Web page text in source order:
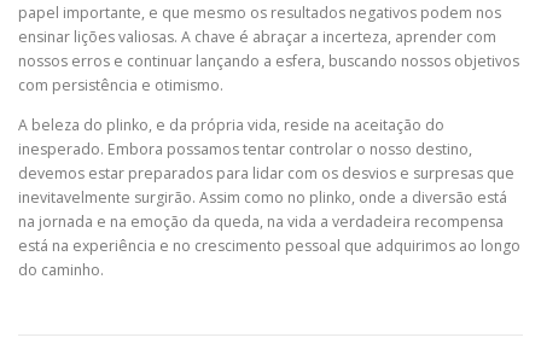
papel importante, e que mesmo os resultados negativos podem nos
ensinar lições valiosas. A chave é abraçar a incerteza, aprender com
nossos erros e continuar lançando a esfera, buscando nossos objetivos
com persistência e otimismo.
A beleza do plinko, e da própria vida, reside na aceitação do
inesperado. Embora possamos tentar controlar o nosso destino,
devemos estar preparados para lidar com os desvios e surpresas que
inevitavelmente surgirão. Assim como no plinko, onde a diversão está
na jornada e na emoção da queda, na vida a verdadeira recompensa
está na experiência e no crescimento pessoal que adquirimos ao longo
do caminho.